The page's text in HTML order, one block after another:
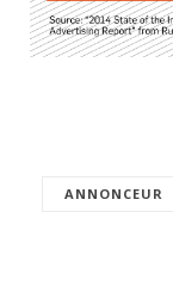
ANNONCEUR